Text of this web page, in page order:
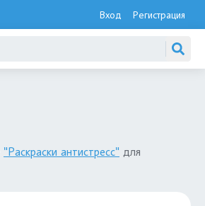
Вход Регистрация
"Раскраски антистресс" для